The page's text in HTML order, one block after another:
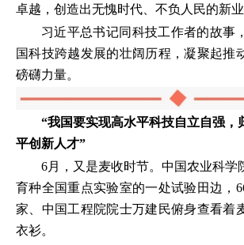
卓越，创造出无愧时代、不负人民的新业
习近平总书记同科技工作者的故事
国科技跨越发展的壮阔历程，凝聚起推
磅礴力量。
“我国要实现高水平科技自立自强，
平创新人才”
6月，又是麦收时节。中国农业科学
育种全国重点实验室的一处试验田边，
家、中国工程院院士万建民俯身查看着
衣衫。